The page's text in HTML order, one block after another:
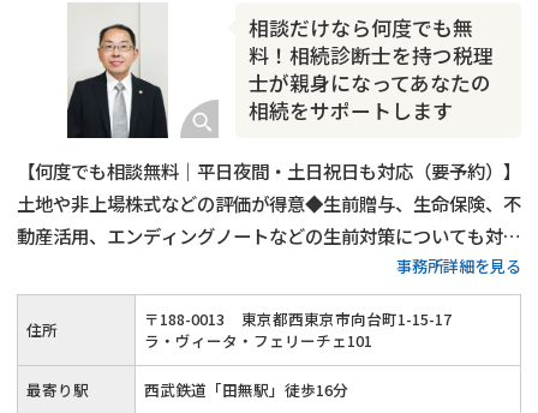
相続財産調査
相続トラブル
相談だけなら何度でも無
料！相続診断士を持つ税理
士が親身になってあなたの
相続をサポートします
【何度でも相談無料｜平日夜間・土日祝日も対応（要予約）】
土地や非上場株式などの評価が得意◆生前贈与、生命保険、不
動産活用、エンディングノートなどの生前対策についても対応
可能◆税理士兼相続診断士が細やかな説明と親身な対応で、ご
依頼者様の相続を最後までしっかりとサポートします！
事務所詳細を見る
住所 〒188-0013
東京都西東京市向台町1-15-17
ラ・ヴィータ・フェリーチェ101
最寄り駅 西武鉄道「田無駅」徒歩16分